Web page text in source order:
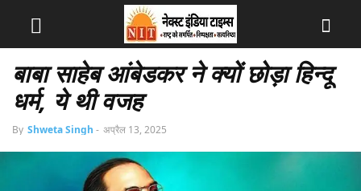
बाबा साहेब आंबेडकर ने क्यों छोड़ा हिन्दू
धर्म, ये थी वजह
By Shweta Singh - अप्रैल 13, 2025